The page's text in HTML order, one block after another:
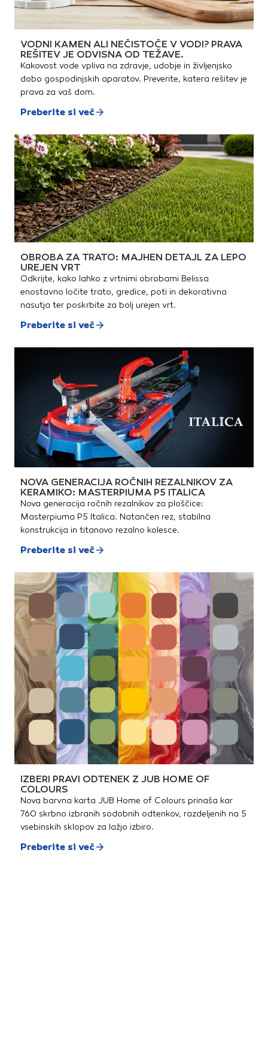
VODNI KAMEN ALI NEČISTOČE V VODI? PRAVA
REŠITEV JE ODVISNA OD TEŽAVE.
Kakovost vode vpliva na zdravje, udobje in življenjsko
dobo gospodinjskih aparatov. Preverite, katera rešitev je
prava za vaš dom.
Preberite si več
OBROBA ZA TRATO: MAJHEN DETAJL ZA LEPO
UREJEN VRT
Odkrijte, kako lahko z vrtnimi obrobami Belissa
enostavno ločite trato, gredice, poti in dekorativna
nasutja ter poskrbite za bolj urejen vrt.
Preberite si več
NOVA GENERACIJA ROČNIH REZALNIKOV ZA
KERAMIKO: MASTERPIUMA P5 ITALICA
Nova generacija ročnih rezalnikov za ploščice:
Masterpiuma P5 Italica. Natančen rez, stabilna
konstrukcija in titanovo rezalno kolesce.
Preberite si več
IZBERI PRAVI ODTENEK Z JUB HOME OF
COLOURS
Nova barvna karta JUB Home of Colours prinaša kar
760 skrbno izbranih sodobnih odtenkov, razdeljenih na 5
vsebinskih sklopov za lažjo izbiro.
Preberite si več